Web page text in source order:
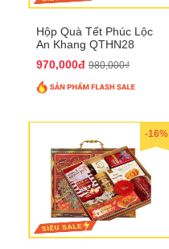
Hộp Quà Tết Phúc Lộc
An Khang QTHN28
970,000đ 980,000₫
-16%